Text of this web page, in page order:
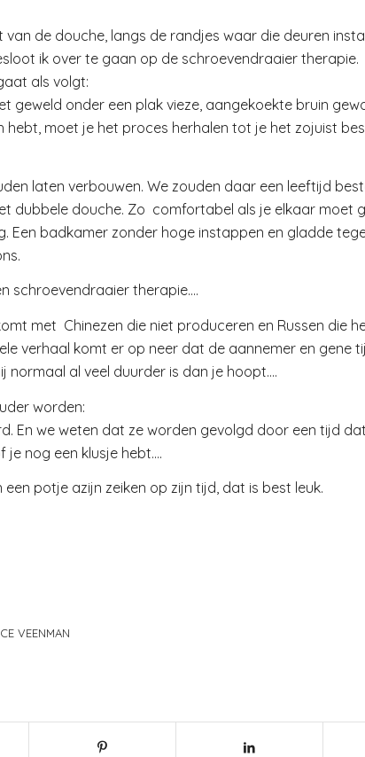
de douche, langs de randjes waar die deuren
ik over te gaan op de schroevendraaier therapie.
als volgt:
geweld onder een plak vieze, aangekoekte bruin
hebt, moet je het proces herhalen tot je het zojuist
laten verbouwen. We zouden daar een leeftijd
dubbele douche. Zo comfortabel als je elkaar moet
Een badkamer zonder hoge instappen en gladde
schroevendraaier therapie….
met Chinezen die niet produceren en Russen die
verhaal komt er op neer dat de aannemer en gene
normaal al veel duurder is dan je hoopt….
worden:
En we weten dat ze worden gevolgd door een tijd
nog een klusje hebt….
potje azijn zeiken op zijn tijd, dat is best leuk.
VEENMAN